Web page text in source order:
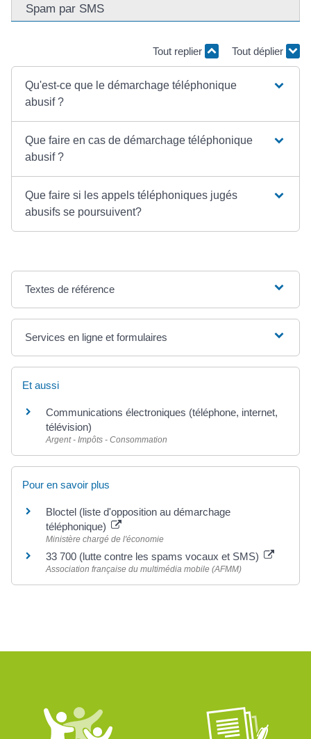
Spam par SMS
Tout replier Tout déplier
Qu'est-ce que le démarchage téléphonique
abusif ?
Que faire en cas de démarchage téléphonique
abusif ?
Que faire si les appels téléphoniques jugés
abusifs se poursuivent?
Textes de référence
Services en ligne et formulaires
Et aussi
Communications électroniques (téléphone, internet,
télévision)
Argent - Impôts - Consommation
Pour en savoir plus
Bloctel (liste d'opposition au démarchage
téléphonique)
Ministère chargé de l'économie
33 700 (lutte contre les spams vocaux et SMS)
Association française du multimédia mobile (AFMM)